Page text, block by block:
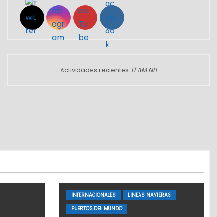
Actividades recientes TEAM NH
INTERNACIONALES
LINEAS NAVIERAS
PUERTOS DEL MUNDO